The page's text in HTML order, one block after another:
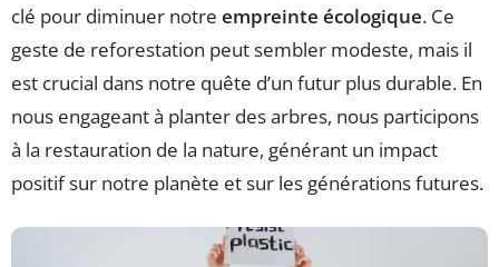
clé pour diminuer notre empreinte écologique. Ce
geste de reforestation peut sembler modeste, mais il
est crucial dans notre quête d’un futur plus durable. En
nous engageant à planter des arbres, nous participons
à la restauration de la nature, générant un impact
positif sur notre planète et sur les générations futures.